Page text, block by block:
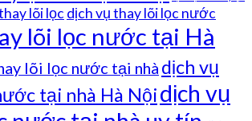
lõi lọc dịch vụ thay lõi lọc nước
lõi lọc nước tại Hà
lõi lọc nước tại nhà dịch vụ
tại nhà Hà Nộidịch vụ